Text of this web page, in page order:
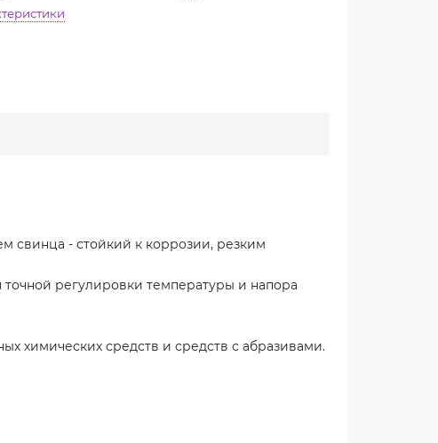
свинца - стойкий к коррозии, резким
регулировки температуры и напора
химических средств и средств с абразивами.